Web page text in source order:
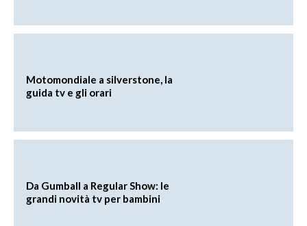
Motomondiale a silverstone, la
guida tv e gli orari
Da Gumball a Regular Show: le
grandi novità tv per bambini